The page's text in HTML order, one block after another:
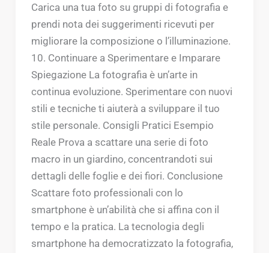
Carica una tua foto su gruppi di fotografia e
prendi nota dei suggerimenti ricevuti per
migliorare la composizione o l’illuminazione.
10. Continuare a Sperimentare e Imparare
Spiegazione La fotografia è un’arte in
continua evoluzione. Sperimentare con nuovi
stili e tecniche ti aiuterà a sviluppare il tuo
stile personale. Consigli Pratici Esempio
Reale Prova a scattare una serie di foto
macro in un giardino, concentrandoti sui
dettagli delle foglie e dei fiori. Conclusione
Scattare foto professionali con lo
smartphone è un’abilità che si affina con il
tempo e la pratica. La tecnologia degli
smartphone ha democratizzato la fotografia,